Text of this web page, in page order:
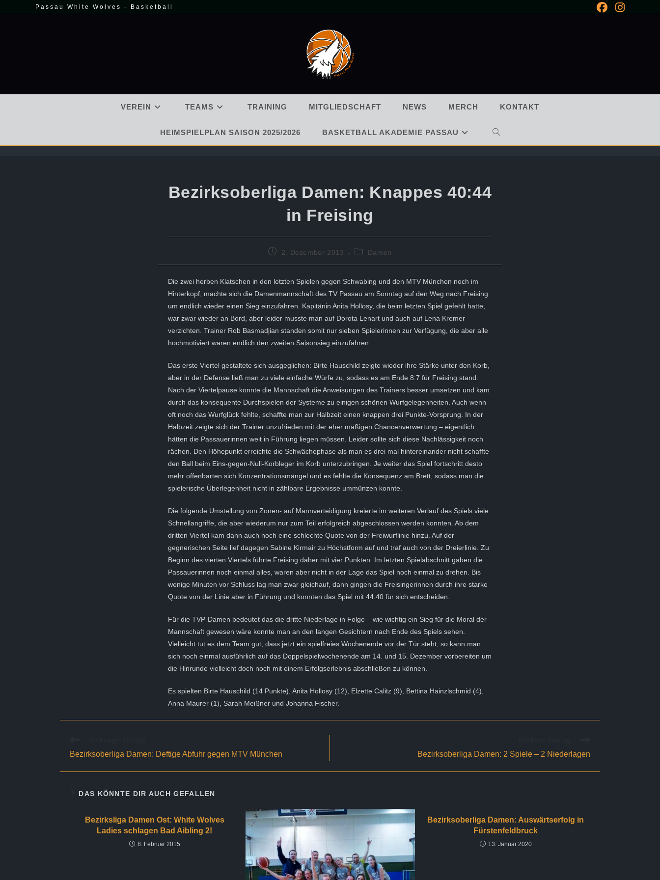
Passau White Wolves - Basketball
VEREIN TEAMS TRAINING MITGLIEDSCHAFT NEWS MERCH KONTAKT
HEIMSPIELPLAN SAISON 2025/2026 BASKETBALL AKADEMIE PASSAU WEBSITE-
Bezirksoberliga Damen: Knappes 40:44
in Freising
Beitrag2. Dezember 2013
Beitrags-
Damen
Die zwei herben Klatschen in den letzten Spielen gegen Schwabing und den MTV München noch im
Hinterkopf, machte sich die Damenmannschaft des TV Passau am Sonntag auf den Weg nach Freising
um endlich wieder einen Sieg einzufahren. Kapitänin Anita Hollosy, die beim letzten Spiel gefehlt hatte,
war zwar wieder an Bord, aber leider musste man auf Dorota Lenart und auch auf Lena Kremer
verzichten. Trainer Rob Basmadjian standen somit nur sieben Spielerinnen zur Verfügung, die aber alle
hochmotiviert waren endlich den zweiten Saisonsieg einzufahren.
Das erste Viertel gestaltete sich ausgeglichen: Birte Hauschild zeigte wieder ihre Stärke unter den Korb,
aber in der Defense ließ man zu viele einfache Würfe zu, sodass es am Ende 8:7 für Freising stand.
Nach der Viertelpause konnte die Mannschaft die Anweisungen des Trainers besser umsetzen und kam
durch das konsequente Durchspielen der Systeme zu einigen schönen Wurfgelegenheiten. Auch wenn
oft noch das Wurfglück fehlte, schaffte man zur Halbzeit einen knappen drei Punkte-Vorsprung. In der
Halbzeit zeigte sich der Trainer unzufrieden mit der eher mäßigen Chancenverwertung – eigentlich
hätten die Passauerinnen weit in Führung liegen müssen. Leider sollte sich diese Nachlässigkeit noch
rächen. Den Höhepunkt erreichte die Schwächephase als man es drei mal hintereinander nicht schaffte
den Ball beim Eins-gegen-Null-Korbleger im Korb unterzubringen. Je weiter das Spiel fortschritt desto
mehr offenbarten sich Konzentrationsmängel und es fehlte die Konsequenz am Brett, sodass man die
spielerische Überlegenheit nicht in zählbare Ergebnisse ummünzen konnte.
Die folgende Umstellung von Zonen- auf Mannverteidigung kreierte im weiteren Verlauf des Spiels viele
Schnellangriffe, die aber wiederum nur zum Teil erfolgreich abgeschlossen werden konnten. Ab dem
dritten Viertel kam dann auch noch eine schlechte Quote von der Freiwurflinie hinzu. Auf der
gegnerischen Seite lief dagegen Sabine Kirmair zu Höchstform auf und traf auch von der Dreierlinie. Zu
Beginn des vierten Viertels führte Freising daher mit vier Punkten. Im letzten Spielabschnitt gaben die
Passauerinnen noch einmal alles, waren aber nicht in der Lage das Spiel noch einmal zu drehen. Bis
wenige Minuten vor Schluss lag man zwar gleichauf, dann gingen die Freisingerinnen durch ihre starke
Quote von der Linie aber in Führung und konnten das Spiel mit 44:40 für sich entscheiden.
Für die TVP-Damen bedeutet das die dritte Niederlage in Folge – wie wichtig ein Sieg für die Moral der
Mannschaft gewesen wäre konnte man an den langen Gesichtern nach Ende des Spiels sehen.
Vielleicht tut es dem Team gut, dass jetzt ein spielfreies Wochenende vor der Tür steht, so kann man
sich noch einmal ausführlich auf das Doppelspielwochenende am 14. und 15. Dezember vorbereiten um
die Hinrunde vielleicht doch noch mit einem Erfolgserlebnis abschließen zu können.
Es spielten Birte Hauschild (14 Punkte), Anita Hollosy (12), Elzette Calitz (9), Bettina Hainzlschmid (4),
Anna Maurer (1), Sarah Meißner und Johanna Fischer.
ansehen
Bezirksoberliga Damen: Deftige Abfuhr gegen MTV München Bezirksoberliga Damen: 2 Spiele – 2 Niederlagen
DAS KÖNNTE DIR AUCH GEFALLEN
Bezirksliga Damen Ost: White Wolves
Ladies schlagen Bad Aibling 2!
8. Februar 2015
Bezirksoberliga Damen: Auswärtserfolg in
Fürstenfeldbruck
13. Januar 2020